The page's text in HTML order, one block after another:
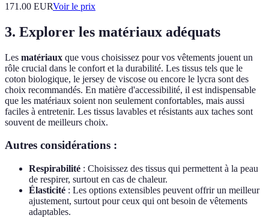
171.00 EURVoir le prix
3. Explorer les matériaux adéquats
Les matériaux que vous choisissez pour vos vêtements jouent un
rôle crucial dans le confort et la durabilité. Les tissus tels que le
coton biologique, le jersey de viscose ou encore le lycra sont des
choix recommandés. En matière d'accessibilité, il est indispensable
que les matériaux soient non seulement confortables, mais aussi
faciles à entretenir. Les tissus lavables et résistants aux taches sont
souvent de meilleurs choix.
Autres considérations :
Respirabilité : Choisissez des tissus qui permettent à la peau
de respirer, surtout en cas de chaleur.
Élasticité : Les options extensibles peuvent offrir un meilleur
ajustement, surtout pour ceux qui ont besoin de vêtements
adaptables.